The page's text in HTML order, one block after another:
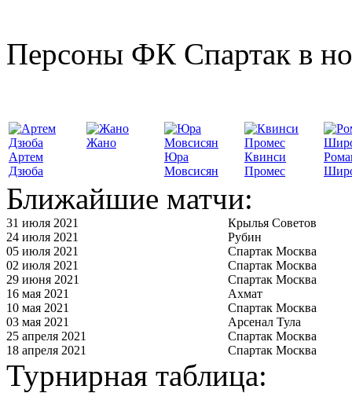
Персоны ФК Спартак в
Артем
Дзюба
Жано
Юра
Мовсисян
Квинси
Промес
Ближайшие матчи:
31 июля 2021
Крылья Советов
24 июля 2021
Рубин
05 июля 2021
Спартак Москва
02 июля 2021
Спартак Москва
29 июня 2021
Спартак Москва
16 мая 2021
Ахмат
10 мая 2021
Спартак Москва
03 мая 2021
Арсенал Тула
25 апреля 2021
Спартак Москва
18 апреля 2021
Спартак Москва
Турнирная таблица: